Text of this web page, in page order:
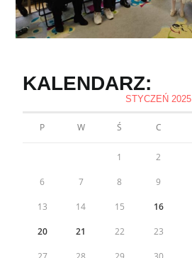
KALENDARZ:
STYCZEŃ 2025
P W Ś C
1 2
6 7 8 9
13 14 15 16
20 21 22 23